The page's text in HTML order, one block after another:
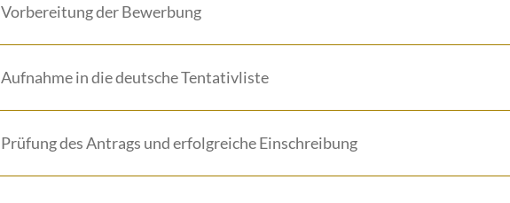
Vorbereitung der Bewerbung
Aufnahme in die deutsche Tentativliste
Prüfung des Antrags und erfolgreiche Einschreibung